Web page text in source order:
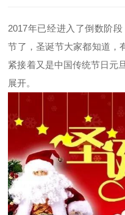
2017年已经进入了倒数阶
节了，圣诞节大家都知道，
紧接着又是中国传统节日元
展开。